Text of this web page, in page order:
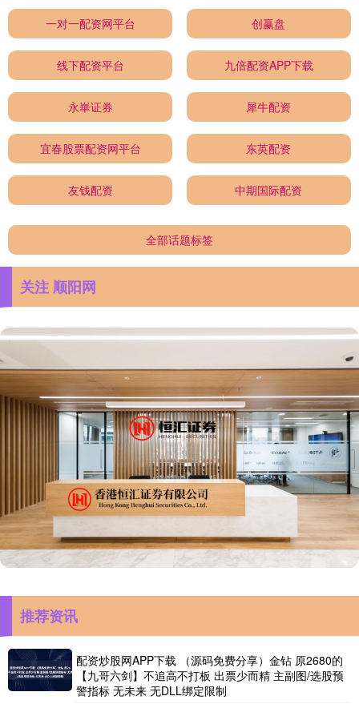
一对一配资网平台 创赢盘
线下配资平台 九倍配资APP下载
永崋证券 犀牛配资
宜春股票配资网平台 东英配资
友钱配资 中期国际配资
全部话题标签
关注 顺阳网
推荐资讯
配资炒股网APP下载 （源码免费分享）金钻 原2680的
【九哥六剑】不追高不打板 出票少而精 主副图/选股预
警指标 无未来 无DLL绑定限制